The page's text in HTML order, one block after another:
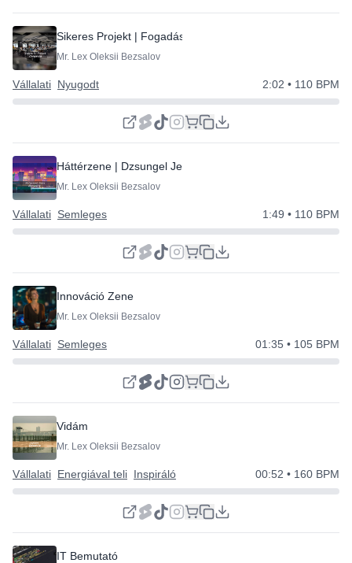
Sikeres Projekt | Fogadás tartása
Mr. Lex Oleksii Bezsalov
Vállalati Nyugodt 2:02 • 110 BPM
Háttérzene | Dzsungel Jelzés
Mr. Lex Oleksii Bezsalov
Vállalati Semleges 1:49 • 110 BPM
Innováció Zene
Mr. Lex Oleksii Bezsalov
Vállalati Semleges 01:35 • 105 BPM
Vidám
Mr. Lex Oleksii Bezsalov
Vállalati Energiával teli Inspiráló 00:52 • 160 BPM
IT Bemutató